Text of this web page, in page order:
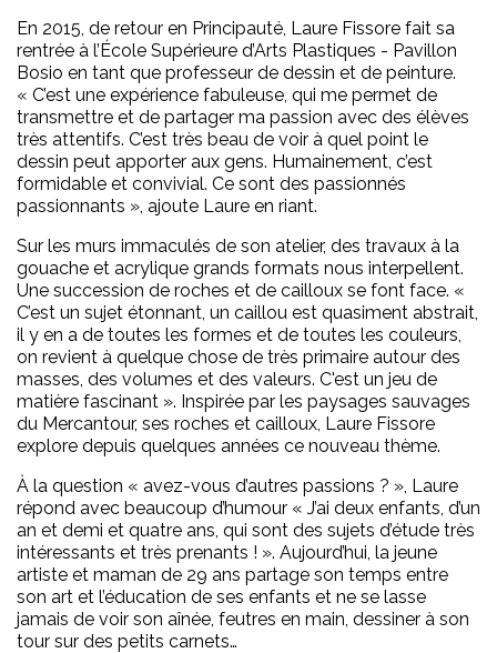
En 2015, de retour en Principauté, Laure Fissore fait sa
rentrée à l’École Supérieure d’Arts Plastiques - Pavillon
Bosio en tant que professeur de dessin et de peinture.
« C’est une expérience fabuleuse, qui me permet de
transmettre et de partager ma passion avec des élèves
très attentifs. C’est très beau de voir à quel point le
dessin peut apporter aux gens. Humainement, c’est
formidable et convivial. Ce sont des passionnés
passionnants », ajoute Laure en riant.
Sur les murs immaculés de son atelier, des travaux à la
gouache et acrylique grands formats nous interpellent.
Une succession de roches et de cailloux se font face. «
C’est un sujet étonnant, un caillou est quasiment abstrait,
il y en a de toutes les formes et de toutes les couleurs,
on revient à quelque chose de très primaire autour des
masses, des volumes et des valeurs. C'est un jeu de
matière fascinant ». Inspirée par les paysages sauvages
du Mercantour, ses roches et cailloux, Laure Fissore
explore depuis quelques années ce nouveau thème.
À la question « avez-vous d’autres passions ? », Laure
répond avec beaucoup d’humour « J’ai deux enfants, d’un
an et demi et quatre ans, qui sont des sujets d’étude très
intéressants et très prenants ! ». Aujourd’hui, la jeune
artiste et maman de 29 ans partage son temps entre
son art et l’éducation de ses enfants et ne se lasse
jamais de voir son aînée, feutres en main, dessiner à son
tour sur des petits carnets…